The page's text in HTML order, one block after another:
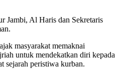
Jambi, Al Haris dan Sekretaris
masyarakat memaknai
untuk mendekatkan diri kepada
sejarah peristiwa kurban.